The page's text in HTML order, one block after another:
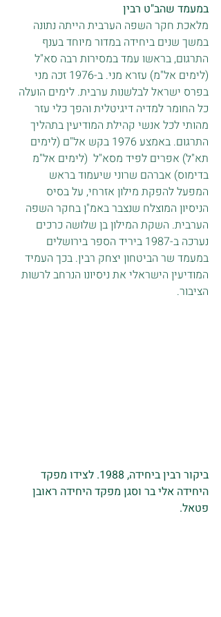
במעמד שהב"ט רבין
מלאכת חקר השפה הערבית הייתה נתונה
במשך שנים ביחידה במדור מיוחד בענף
התרגום, בראשו עמד במסירות רבה סא"ל
(לימים אל"מ) עזרא מני. ב-1976 זכה מני
בפרס ישראל לבלשנות ערבית. לימים הועלה
כל החומר למדיה דיגיטלית והפך כלי עזר
מהותי לכל אנשי קהילת המודיעין בתהליך
התרגום. באמצע 1976 בקש אל"ם (לימים
תא"ל) אפרים לפיד מסא"ל  (לימים אל"מ
בדימוס) אברהם שרוני שיעמוד בראש
המפעל להפקת מילון אזרחי, על בסיס
הניסיון המוצלח שנצבר באמ"ן בחקר השפה
הערבית. השקת המילון בן שלושה כרכים
נערכה ב-1987 ביריד הספר בירושלים
במעמד שר הביטחון יצחק רבין. בכך העמיד
המודיעין הישראלי את ניסיונו הנרחב לרשות
הציבור.
ביקור רבין ביחידה, 1988. לצידו מפקד
היחידה אלי בר וסגן מפקד היחידה ראובן
פטאל.